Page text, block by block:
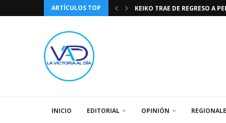
ARTÍCULOS TOP
KEIKO TRAE DE REGRESO A
INICIO EDITORIAL OPINIÓN